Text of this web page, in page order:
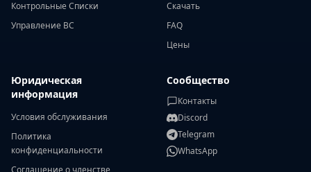
Контрольные Списки
Управление ВС
Скачать
FAQ
Цены
Юридическая
информация
Условия обслуживания
Политика
конфиденциальности
Соглашение о членстве
Сообщество
Контакты
Discord
Telegram
WhatsApp